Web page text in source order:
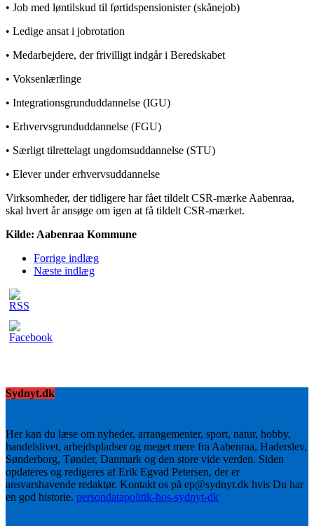
• Job med løntilskud til førtidspensionister (skånejob)
• Ledige ansat i jobrotation
• Medarbejdere, der frivilligt indgår i Beredskabet
• Voksenlærlinge
• Integrationsgrunduddannelse (IGU)
• Erhvervsgrunduddannelse (FGU)
• Særligt tilrettelagt ungdomsuddannelse (STU)
• Elever under erhvervsuddannelse
Virksomheder, der tidligere har fået tildelt CSR-mærke Aabenraa,
skal hvert år ansøge om igen at få tildelt CSR-mærket.
Kilde: Aabenraa Kommune
Forrige indlæg
Næste indlæg
Sydnyt.dk
Her kan du læse om nyheder, arrangementer, sport, natur, hobby,
handelslivet, arbejdspladser og meget mere fra Aabenraa, Haderslev,
Sønderborg, Tønder, Danmark og den store vide verden. Siden
opdateres og redigeres af Erik Egvad Petersen, der er
ansvarshavende redaktør. Kontakt os på ep@sydnyt.dk hvis Du har
en god historie. persondatapolitik-hos-sydnyt-dk